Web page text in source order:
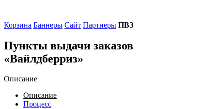
Корзина Баннеры Сайт Партнеры ПВЗ
Пункты выдачи заказов
«Вайлдберриз»
Описание
Описание
Процесс